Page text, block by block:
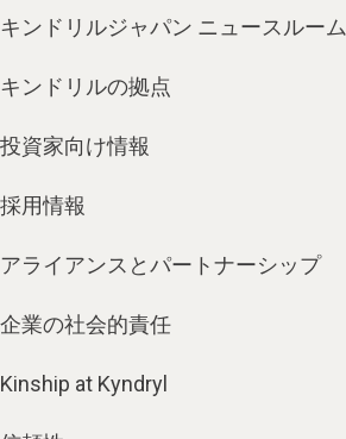
キンドリルジャパン ニュースルーム
キンドリルの拠点
投資家向け情報
採用情報
アライアンスとパートナーシップ
企業の社会的責任
Kinship at Kyndryl